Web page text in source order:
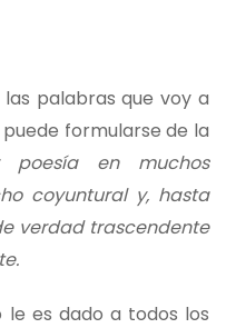
palabras que voy a
formularse de la
poesía en muchos
coyuntural y, hasta
verdad trascendente
le es dado a todos los